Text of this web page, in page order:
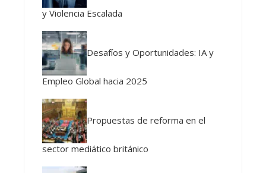
y Violencia Escalada
Desafíos y Oportunidades: IA y
Empleo Global hacia 2025
Propuestas de reforma en el
sector mediático británico